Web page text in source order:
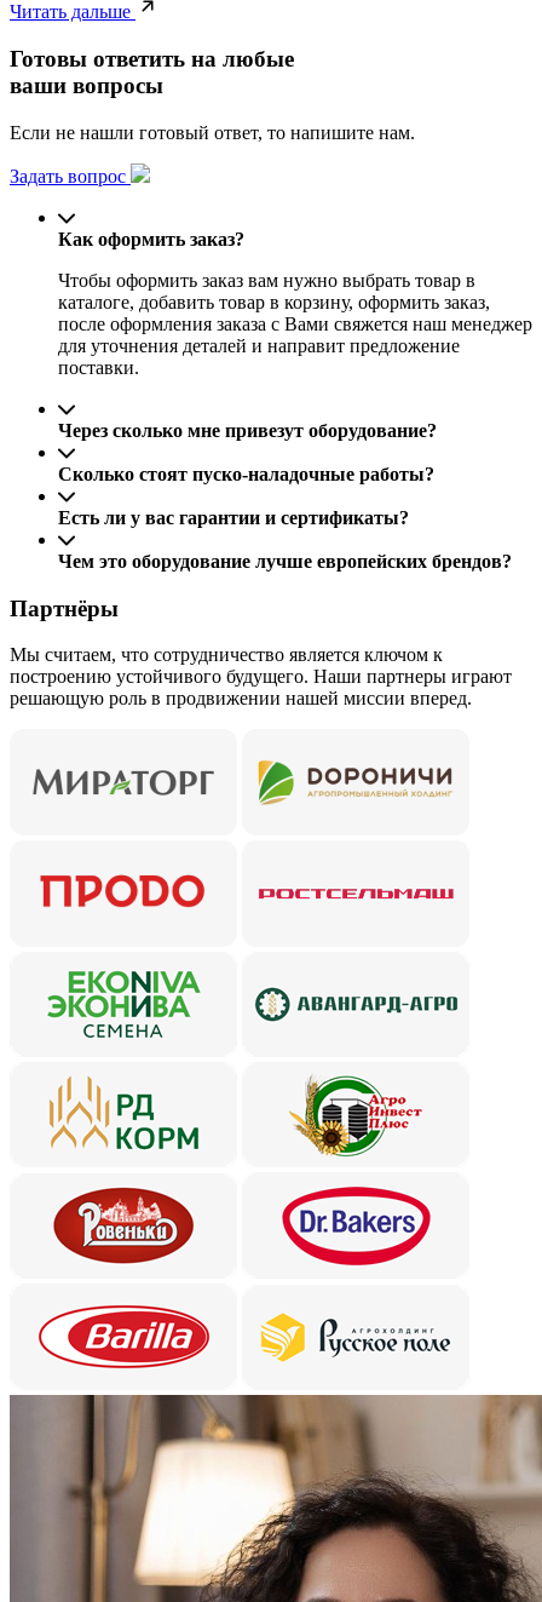
Читать дальше
Готовы ответить на любые
ваши вопросы
Если не нашли готовый ответ, то напишите нам.
Задать вопрос
Как оформить заказ?
Чтобы оформить заказ вам нужно выбрать товар в
каталоге, добавить товар в корзину, оформить заказ,
после оформления заказа с Вами свяжется наш менеджер
для уточнения деталей и направит предложение
поставки.
Через сколько мне привезут оборудование?
Сколько стоят пуско-наладочные работы?
Есть ли у вас гарантии и сертификаты?
Чем это оборудование лучше европейских брендов?
Партнёры
Мы считаем, что сотрудничество является ключом к
построению устойчивого будущего. Наши партнеры играют
решающую роль в продвижении нашей миссии вперед.